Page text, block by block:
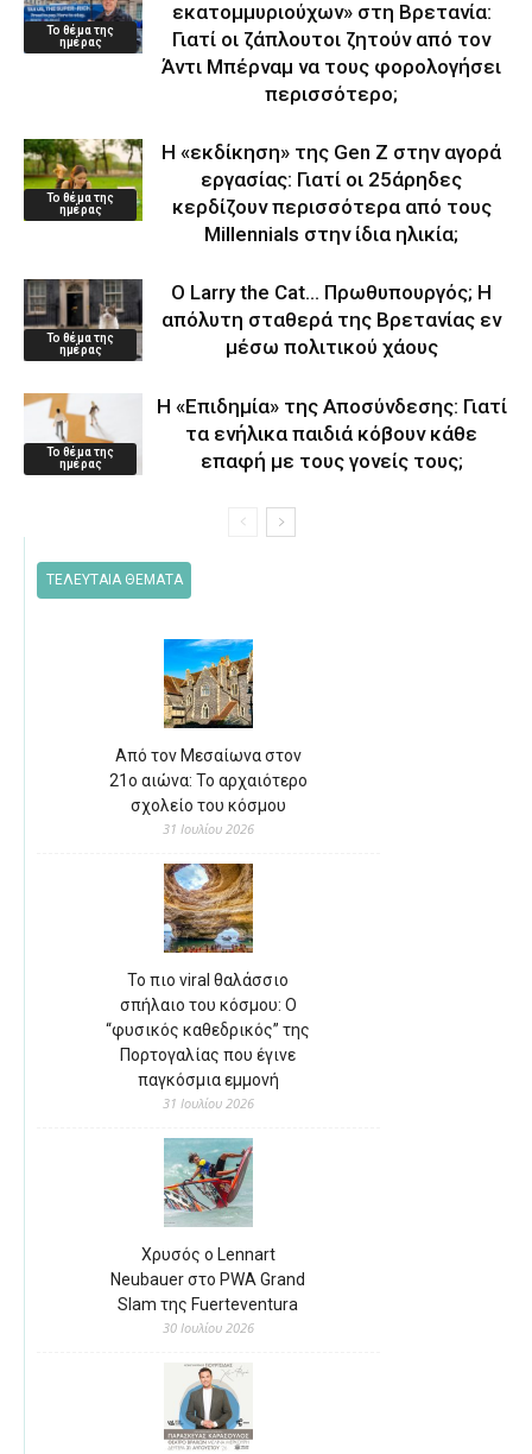
Το θέμα της
ημέρας
εκατομμυριούχων» στη Βρετανία:
Γιατί οι ζάπλουτοι ζητούν από τον
Άντι Μπέρναμ να τους φορολογήσει
περισσότερο;
Το θέμα της
ημέρας
Η «εκδίκηση» της Gen Z στην αγορά
εργασίας: Γιατί οι 25άρηδες
κερδίζουν περισσότερα από τους
Millennials στην ίδια ηλικία;
Το θέμα της
ημέρας
Ο Larry the Cat… Πρωθυπουργός; Η
απόλυτη σταθερά της Βρετανίας εν
μέσω πολιτικού χάους
Το θέμα της
ημέρας
Η «Επιδημία» της Αποσύνδεσης: Γιατί
τα ενήλικα παιδιά κόβουν κάθε
επαφή με τους γονείς τους;
ΤΕΛΕΥΤΑΙΑ ΘΕΜΑΤΑ
Από τον Μεσαίωνα στον
21ο αιώνα: Το αρχαιότερο
σχολείο του κόσμου
31 Ιουλίου 2026
Το πιο viral θαλάσσιο
σπήλαιο του κόσμου: Ο
“φυσικός καθεδρικός” της
Πορτογαλίας που έγινε
παγκόσμια εμμονή
31 Ιουλίου 2026
Χρυσός ο Lennart
Neubauer στο PWA Grand
Slam της Fuerteventura
30 Ιουλίου 2026